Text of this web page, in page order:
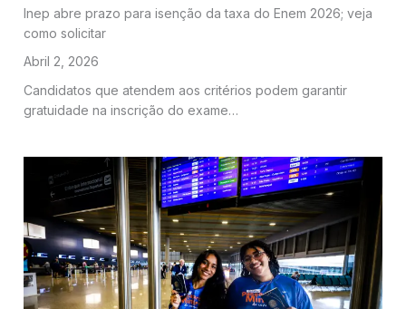
Inep abre prazo para isenção da taxa do Enem 2026; veja
como solicitar
Abril 2, 2026
Candidatos que atendem aos critérios podem garantir
gratuidade na inscrição do exame…